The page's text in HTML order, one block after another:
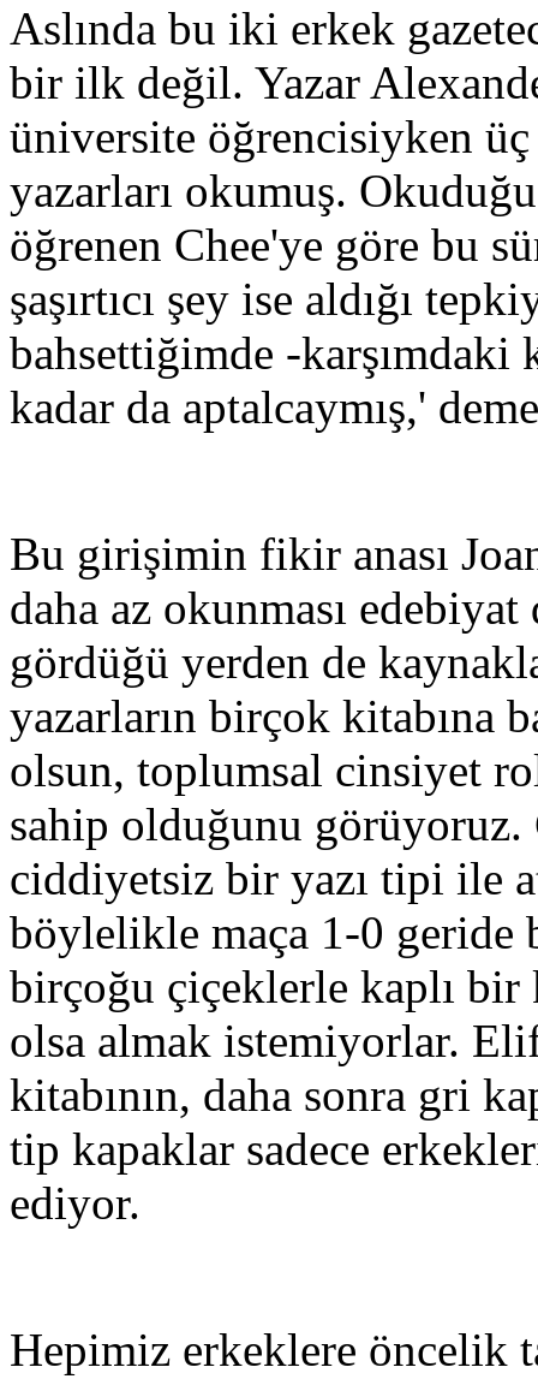
Aslında bu iki erkek
bir ilk değil. Yazar
üniversite öğrencisiyken üç
yazarları okumuş.
öğrenen Chee'ye göre bu
şaşırtıcı şey ise aldığı
bahsettiğimde -
kadar da aptalcaymış,'
Bu girişimin fikir anası
daha az okunması
gördüğü yerden de
yazarların birçok kitabına
olsun, toplumsal cinsiyet
sahip olduğunu
ciddiyetsiz bir yazı tipi ile
böylelikle maça 1-0 geride
birçoğu çiçeklerle kaplı bir
olsa almak istemiyorlar.
kitabının, daha sonra gri
tip kapaklar sadece
ediyor.
Hepimiz erkeklere öncelik